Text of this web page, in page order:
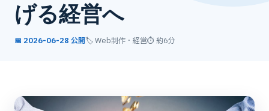
げる経営へ
📅 2026-06-28 公開🏷️ Web制作・経営⏱ 約6分